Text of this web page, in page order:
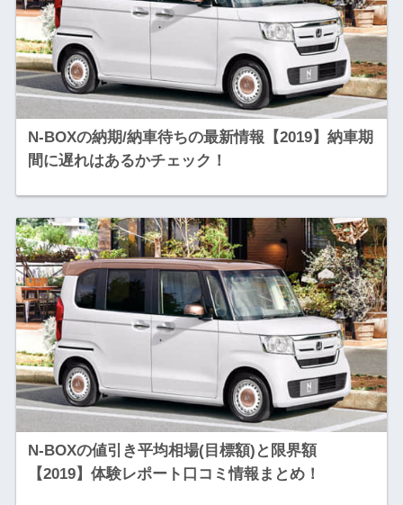
N-BOXの納期/納車待ちの最新情報【2019】納車期
間に遅れはあるかチェック！
N-BOXの値引き平均相場(目標額)と限界額
【2019】体験レポート口コミ情報まとめ！